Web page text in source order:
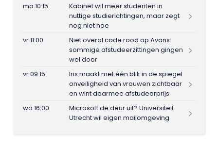
ma 10:15
Kabinet wil meer studenten in
nuttige studierichtingen, maar zegt
nog niet hoe
vr 11:00
Niet overal code rood op Avans:
sommige afstudeerzittingen gingen
wel door
vr 09:15
Iris maakt met één blik in de spiegel
onveiligheid van vrouwen zichtbaar
en wint daarmee afstudeerprijs
wo 16:00
Microsoft de deur uit? Universiteit
Utrecht wil eigen mailomgeving